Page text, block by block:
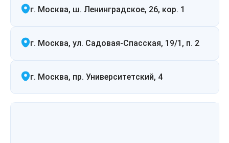
г. Москва, ш. Ленинградское, 26, кор. 1
г. Москва, ул. Садовая-Спасская, 19/1, п. 2
г. Москва, пр. Университетский, 4